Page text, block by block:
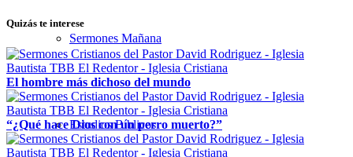
Sermones Mañana
Estudios Bíblicos
Quizás te interese
El hombre más dichoso del mundo
“¿Qué hace Dios con un perro muerto?”